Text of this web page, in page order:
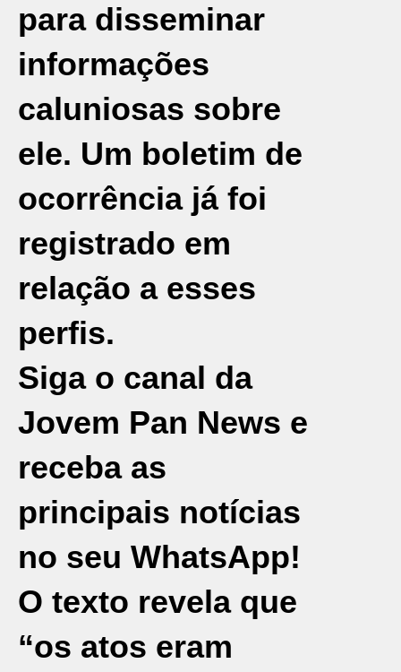
para disseminar
informações
caluniosas sobre
ele. Um boletim de
ocorrência já foi
registrado em
relação a esses
perfis.
Siga o canal da
Jovem Pan News e
receba as
principais notícias
no seu WhatsApp!
O texto revela que
“os atos eram